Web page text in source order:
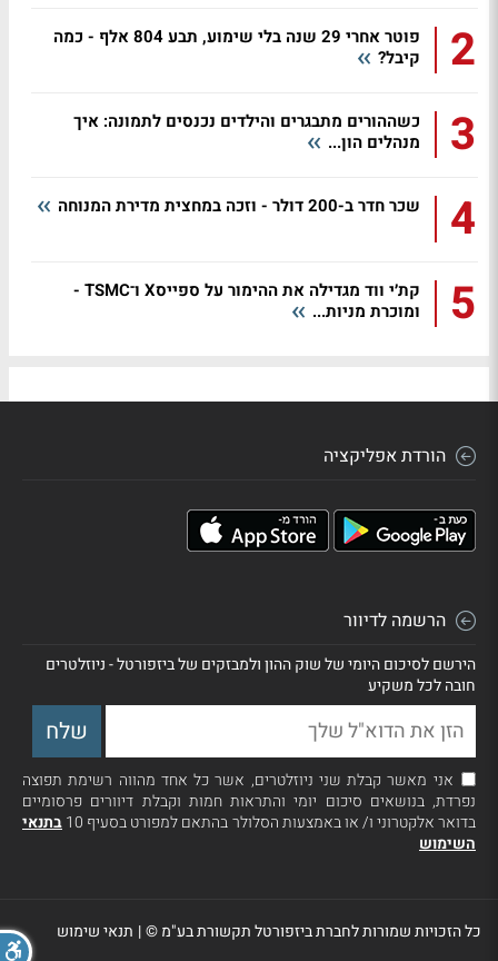
2
פוטר אחרי 29 שנה בלי שימוע, תבע 804 אלף - כמה
קיבל?
3
כשההורים מתבגרים והילדים נכנסים לתמונה: איך
מנהלים הון...
4 שכר חדר ב-200 דולר - וזכה במחצית מדירת המנוחה
5
קת׳י ווד מגדילה את ההימור על ספייסX ו־TSMC -
ומוכרת מניות...
הורדת אפליקציה
הרשמה לדיוור
הירשם לסיכום היומי של שוק ההון ולמבזקים של ביזפורטל - ניוזלטרים
חובה לכל משקיע
אני מאשר קבלת שני ניוזלטרים, אשר כל אחד מהווה רשימת תפוצה
נפרדת, בנושאים סיכום יומי והתראות חמות וקבלת דיוורים פרסומיים
בדואר אלקטרוני ו/ או באמצעות הסלולר בהתאם למפורט בסעיף 10
בתנאי
השימוש
כל הזכויות שמורות לחברת ביזפורטל תקשורת בע"מ ©| תנאי שימוש